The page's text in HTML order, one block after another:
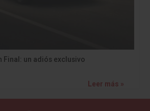
Final: un adiós exclusivo
Leer más »